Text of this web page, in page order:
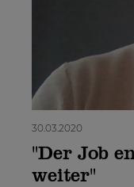
30.03.2020
"Der Job
weiter"